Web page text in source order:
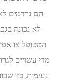
הם נרדמים
לא נכונה
המטופל או
מדי עשויים
נעימות, כזו